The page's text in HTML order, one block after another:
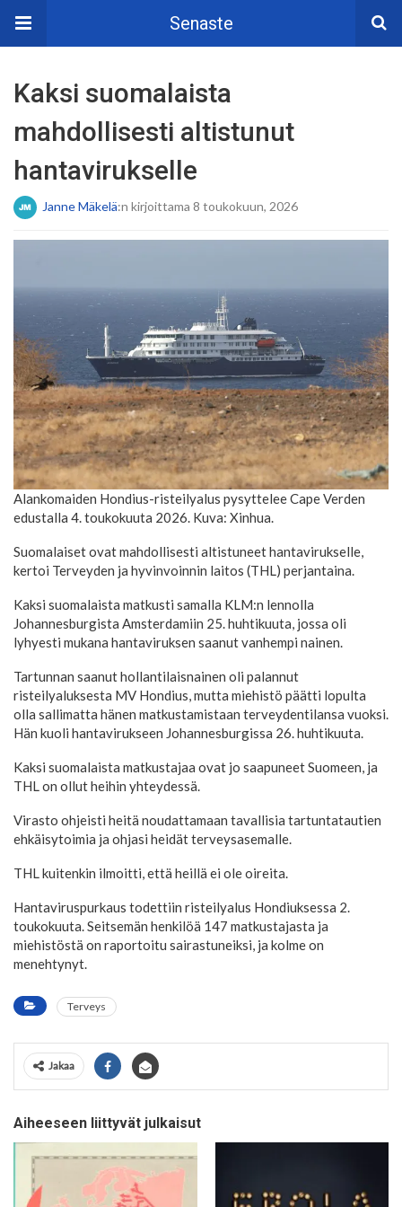
Senaste
Kaksi suomalaista
mahdollisesti altistunut
hantavirukselle
Janne Mäkelä:n kirjoittama 8 toukokuun, 2026
Alankomaiden Hondius-risteilyalus pysyttelee Cape Verden
edustalla 4. toukokuuta 2026. Kuva: Xinhua.
Suomalaiset ovat mahdollisesti altistuneet hantavirukselle,
kertoi Terveyden ja hyvinvoinnin laitos (THL) perjantaina.
Kaksi suomalaista matkusti samalla KLM:n lennolla
Johannesburgista Amsterdamiin 25. huhtikuuta, jossa oli
lyhyesti mukana hantaviruksen saanut vanhempi nainen.
Tartunnan saanut hollantilaisnainen oli palannut
risteilyaluksesta MV Hondius, mutta miehistö päätti lopulta
olla sallimatta hänen matkustamistaan terveydentilansa vuoksi.
Hän kuoli hantavirukseen Johannesburgissa 26. huhtikuuta.
Kaksi suomalaista matkustajaa ovat jo saapuneet Suomeen, ja
THL on ollut heihin yhteydessä.
Virasto ohjeisti heitä noudattamaan tavallisia tartuntatautien
ehkäisytoimia ja ohjasi heidät terveysasemalle.
THL kuitenkin ilmoitti, että heillä ei ole oireita.
Hantaviruspurkaus todettiin risteilyalus Hondiuksessa 2.
toukokuuta. Seitsemän henkilöä 147 matkustajasta ja
miehistöstä on raportoitu sairastuneiksi, ja kolme on
menehtynyt.
Terveys
Jakaa
Aiheeseen liittyvät julkaisut